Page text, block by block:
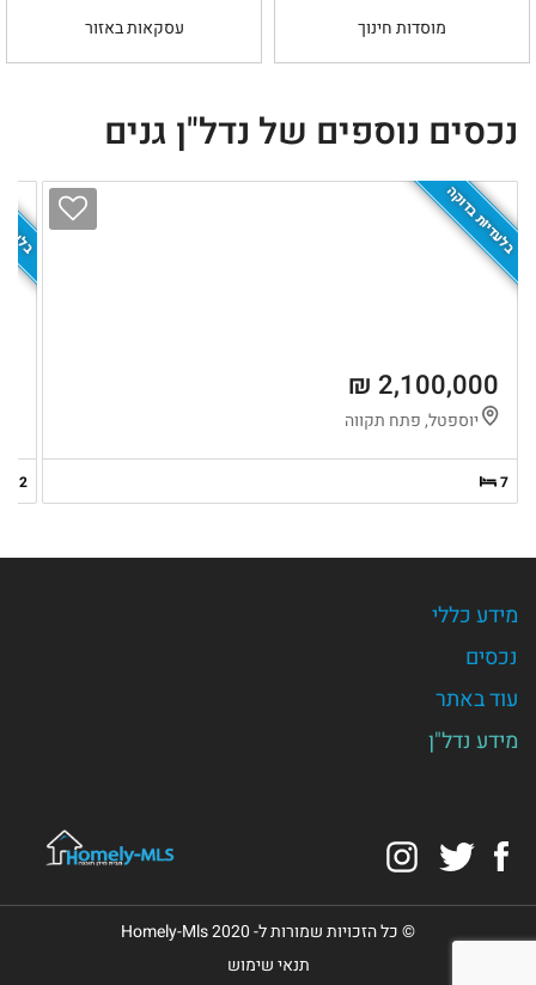
מוסדות חינוך עסקאות באזור
נכסים נוספים של נדל"ן גנים
בלעדיות בדוקה
2,100,000 ₪
יוספטל, פתח תקווה
7
2
מידע כללי
נכסים
עוד באתר
מידע נדל"ן
Facebook
Twitter
© כל הזכויות שמורות ל- Homely-Mls 2020
תנאי שימוש